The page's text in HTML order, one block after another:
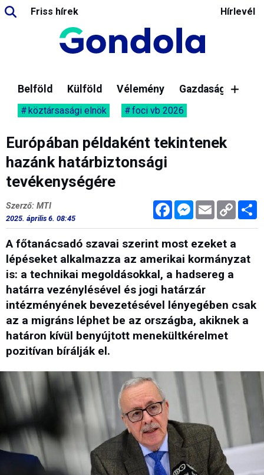
Friss hírek Hírlevél
Belföld Külföld Vélemény Gazdaság
köztársasági elnök foci vb 2026
Európában példaként tekintenek
hazánk határbiztonsági
tevékenységére
FacebookMessenger
Email Copy
Link
Szerző: MTI
2025. április 6. 08:45
A főtanácsadó szavai szerint most ezeket a
lépéseket alkalmazza az amerikai kormányzat
is: a technikai megoldásokkal, a hadsereg a
határra vezénylésével és jogi határzár
intézményének bevezetésével lényegében csak
az a migráns léphet be az országba, akiknek a
határon kívül benyújtott menekültkérelmet
pozitívan bírálják el.